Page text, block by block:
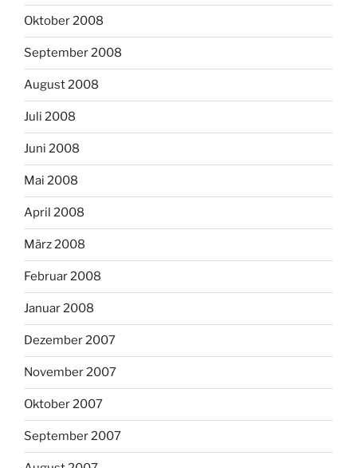
Oktober 2008
September 2008
August 2008
Juli 2008
Juni 2008
Mai 2008
April 2008
März 2008
Februar 2008
Januar 2008
Dezember 2007
November 2007
Oktober 2007
September 2007